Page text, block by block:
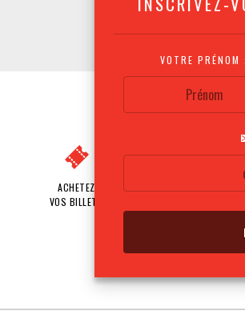
VOTRE PRÉNOM :
ACHETEZ
VOS BILLETS